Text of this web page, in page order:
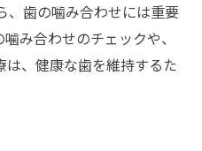
、歯の噛み合わせには重要
み合わせのチェックや、
、健康な歯を維持するた